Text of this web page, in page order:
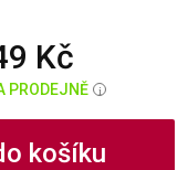
Kč
PRODEJNĚ i
košíku